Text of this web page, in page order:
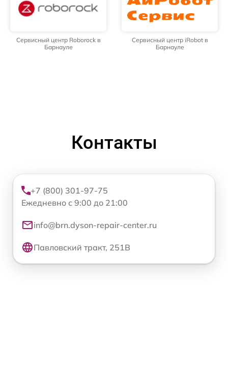
Сервисный центр Roborock в
Барнауле
Сервисный центр iRobot в
Барнауле
Контакты
+7 (800) 301-97-75
Ежедневно с 9:00 до 21:00
info@brn.dyson-repair-center.ru
Павловский тракт, 251В